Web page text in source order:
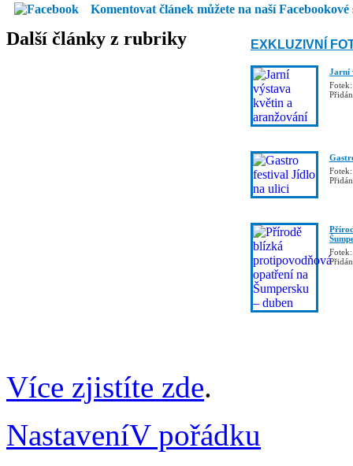
Komentovat článek můžete na naší Facebookové
Další články z rubriky EXKLUZIVNÍ
Jarní
Více zjistíte zde.
NastaveníV pořádku